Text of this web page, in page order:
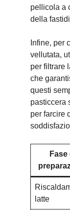
pellicola a
della
Infine, per
vellutata,
per filtrare
che
questi
pasticcera
per farcire
Fase
latte